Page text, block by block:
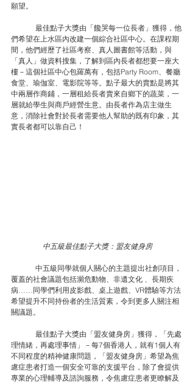
願望。
們希望在上水區內改建一個綜合社區中心。在課程期
間，他們經歷了社區考察、真人圖書館等活動，與
「真人」做資料搜集，了解到區內長者都想要一座大
樓－這個社區中心包羅萬有，包括Party Room、餐廳
食堂、瑜伽室、電影院等等。點子最大的賣點是將其
中兩層作商鋪，一層租給長者賣來自鄉下的蔬菜，一
層就給學生與商戶經營生意。由長者作為店主做生
意，消除社會對於長者需要他人幫助的既有印象，其
實長者都可以靠自己！
中五級最佳點子大獎：盟友健身房
覆蓋的社會議題包括瀕危動物、非遺文化 、長期疾
病……同學們利用皮影戲、桌上遊戲、VR體驗等方法
希望提升不同持份者的生活質素，令到更多人關注相
關議題。
理情緒，再處理事情」－每7個香港人，就有1個人有
不同程度的精神健康問題，「盟友健身房」希望為焦
慮症患者打造一個安全可靠的支援平台，除了會提供
專業的心理輔導及諮詢服務，令焦慮症患者更瞭解及